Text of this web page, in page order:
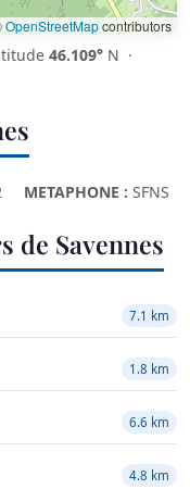
OpenStreetMapcontributors
46.109° N ·
METAPHONE : SFNS
de Savennes
7.1 km
1.8 km
6.6 km
4.8 km